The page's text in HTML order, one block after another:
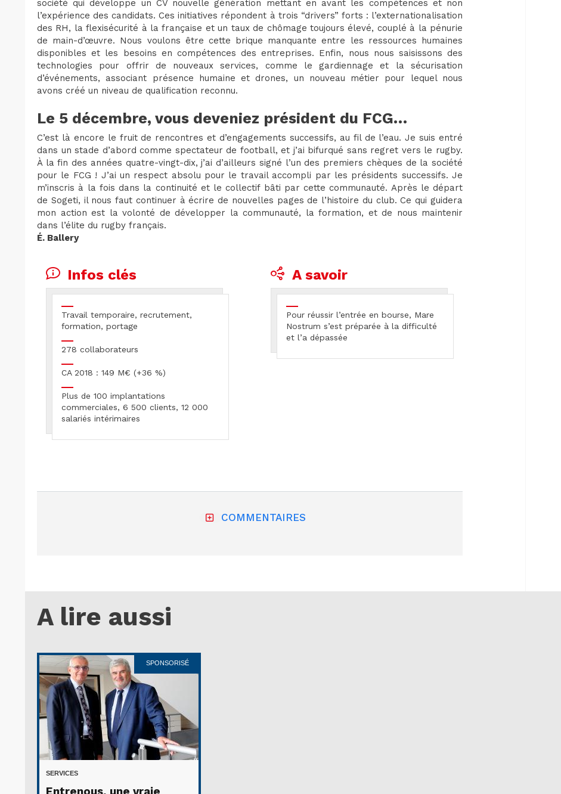
société qui développe un CV nouvelle génération mettant en avant les compétences et non
l’expérience des candidats. Ces initiatives répondent à trois “drivers” forts : l’externationalisation
des RH, la flexisécurité à la française et un taux de chômage toujours élevé, couplé à la pénurie
de main-d’œuvre. Nous voulons être cette brique manquante entre les ressources humaines
disponibles et les besoins en compétences des entreprises. Enfin, nous nous saisissons des
technologies pour offrir de nouveaux services, comme le gardiennage et la sécurisation
d’événements, associant présence humaine et drones, un nouveau métier pour lequel nous
avons créé un niveau de qualification reconnu.
Le 5 décembre, vous deveniez président du FCG…
C’est là encore le fruit de rencontres et d’engagements successifs, au fil de l’eau. Je suis entré
dans un stade d’abord comme spectateur de football, et j’ai bifurqué sans regret vers le rugby.
À la fin des années quatre-vingt-dix, j’ai d’ailleurs signé l’un des premiers chèques de la société
pour le FCG ! J’ai un respect absolu pour le travail accompli par les présidents successifs. Je
m’inscris à la fois dans la continuité et le collectif bâti par cette communauté. Après le départ
de Sogeti, il nous faut continuer à écrire de nouvelles pages de l’histoire du club. Ce qui guidera
mon action est la volonté de développer la communauté, la formation, et de nous maintenir
dans l’élite du rugby français.
É. Ballery
Infos clés
Travail temporaire, recrutement,
formation, portage
278 collaborateurs
CA 2018 : 149 M€ (+36 %)
Plus de 100 implantations
commerciales, 6 500 clients, 12 000
salariés intérimaires
A savoir
Pour réussir l’entrée en bourse, Mare
Nostrum s’est préparée à la difficulté
et l’a dépassée
COMMENTAIRES
A lire aussi
SPONSORISÉ
SERVICES